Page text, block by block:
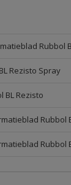
Rezisto Spray
BL Rezisto